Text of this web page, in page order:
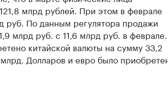
млрд рублей. При этом в феврале
руб. По данным регулятора продажи
млрд руб. с 11,6 млрд руб. в
китайской валюты на сумму 33,2
Долларов и евро было